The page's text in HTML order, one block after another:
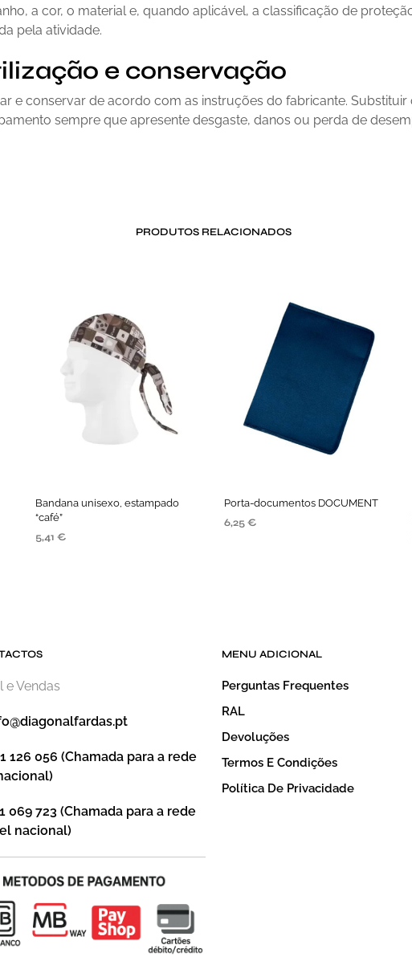
a cor, o material e, quando aplicável, a classificação de
pela atividade.
e conservação
e conservar de acordo com as instruções do fabricante. Substituir
sempre que apresente desgaste, danos ou perda de
PRODUTOS RELACIONADOS
Bandana unisexo, estampado
“café”
5,41 €
Porta-documentos DOCUMENT
6,25€
e Vendas
126 056 (Chamada para a rede
069 723 (Chamada para a rede
nacional)
MENU ADICIONAL
Perguntas Frequentes
RAL
Devoluções
Termos E Condições
Política De Privacidade